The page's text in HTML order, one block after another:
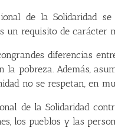
de la Solidaridad
un requisito de carácter
diferencias
la pobreza. Además,
no se respetan, en
de la Solidaridad
los pueblos y las